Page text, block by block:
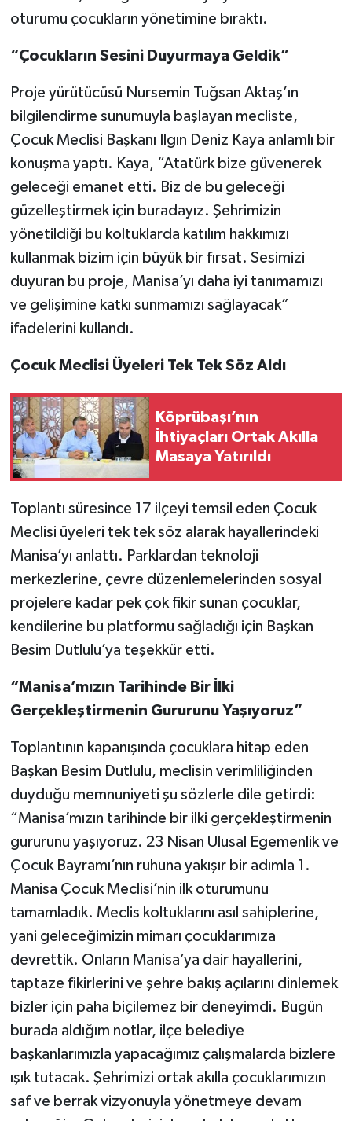
oturumu çocukların yönetimine bıraktı.
“Çocukların Sesini Duyurmaya Geldik”
Proje yürütücüsü Nursemin Tuğsan Aktaş’ın
bilgilendirme sunumuyla başlayan mecliste,
Çocuk Meclisi Başkanı Ilgın Deniz Kaya anlamlı bir
konuşma yaptı. Kaya, “Atatürk bize güvenerek
geleceği emanet etti. Biz de bu geleceği
güzelleştirmek için buradayız. Şehrimizin
yönetildiği bu koltuklarda katılım hakkımızı
kullanmak bizim için büyük bir fırsat. Sesimizi
duyuran bu proje, Manisa’yı daha iyi tanımamızı
ve gelişimine katkı sunmamızı sağlayacak”
ifadelerini kullandı.
Çocuk Meclisi Üyeleri Tek Tek Söz Aldı
Köprübaşı’nın
İhtiyaçları Ortak Akılla
Masaya Yatırıldı
Toplantı süresince 17 ilçeyi temsil eden Çocuk
Meclisi üyeleri tek tek söz alarak hayallerindeki
Manisa’yı anlattı. Parklardan teknoloji
merkezlerine, çevre düzenlemelerinden sosyal
projelere kadar pek çok fikir sunan çocuklar,
kendilerine bu platformu sağladığı için Başkan
Besim Dutlulu’ya teşekkür etti.
“Manisa’mızın Tarihinde Bir İlki
Gerçekleştirmenin Gururunu Yaşıyoruz”
Toplantının kapanışında çocuklara hitap eden
Başkan Besim Dutlulu, meclisin verimliliğinden
duyduğu memnuniyeti şu sözlerle dile getirdi:
“Manisa’mızın tarihinde bir ilki gerçekleştirmenin
gururunu yaşıyoruz. 23 Nisan Ulusal Egemenlik ve
Çocuk Bayramı’nın ruhuna yakışır bir adımla 1.
Manisa Çocuk Meclisi’nin ilk oturumunu
tamamladık. Meclis koltuklarını asıl sahiplerine,
yani geleceğimizin mimarı çocuklarımıza
devrettik. Onların Manisa’ya dair hayallerini,
taptaze fikirlerini ve şehre bakış açılarını dinlemek
bizler için paha biçilemez bir deneyimdi. Bugün
burada aldığım notlar, ilçe belediye
başkanlarımızla yapacağımız çalışmalarda bizlere
ışık tutacak. Şehrimizi ortak akılla çocuklarımızın
saf ve berrak vizyonuyla yönetmeye devam